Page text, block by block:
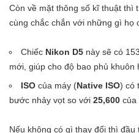
Còn về mặt thông số kĩ thuật thì
cùng chắc chắn với những gì họ
Chiếc Nikon D5 này sẽ có
mới, giúp cho độ bao phủ khuôn
ISO của máy (Native ISO) có
bước nhảy vọt so với 25,600 của
Nếu không có gì thay đổi thì đầu